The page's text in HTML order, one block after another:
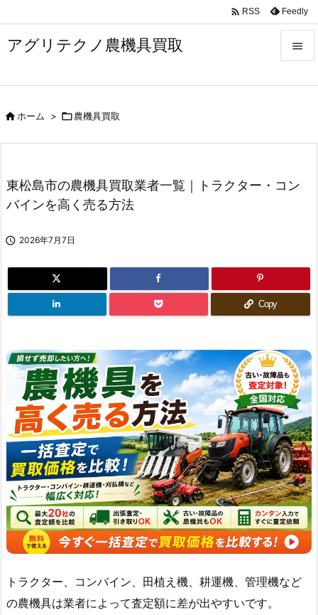
アグリテクノ農機具買取 


 RSS Feedly
ホーム > 農機具買取
東松島市の農機具買取業者一覧｜トラクター・コン
バインを高く売る方法
 2026年7月7日
Copy
トラクター、コンバイン、田植え機、耕運機、管理機など
の農機具は業者によって査定額に差が出やすいです。